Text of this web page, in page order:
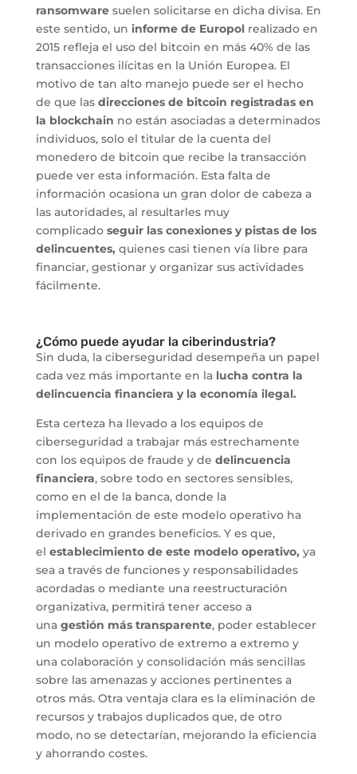
ransomwaresuelen solicitarse en dicha divisa. En
este sentido, un informe de Europolrealizado en
2015 refleja el uso del bitcoin en más 40% de las
transacciones ilícitas en la Unión Europea. El
motivo de tan alto manejo puede ser el hecho
de que lasdirecciones de bitcoin registradas en
la blockchain no están asociadas a determinados
individuos, solo el titular de la cuenta del
monedero de bitcoin que recibe la transacción
puede ver esta información. Esta falta de
información ocasiona un gran dolor de cabeza a
las autoridades, al resultarles muy
complicadoseguir las conexiones y pistas de los
delincuentes, quienes casi tienen vía libre para
financiar, gestionar y organizar sus actividades
fácilmente.
¿Cómo puede ayudar la ciberindustria?
Sin duda, la ciberseguridad desempeña un papel
cada vez más importante en lalucha contra la
delincuencia financiera y la economía ilegal.
Esta certeza ha llevado a los equipos de
ciberseguridad a trabajar más estrechamente
con los equipos de fraude y de delincuencia
financiera, sobre todo en sectores sensibles,
como en el de la banca, donde la
implementación de este modelo operativo ha
derivado en grandes beneficios. Y es que,
el establecimiento de este modelo operativo, ya
sea a través de funciones y responsabilidades
acordadas o mediante una reestructuración
organizativa, permitirá tener acceso a
unagestión más transparente, poder establecer
un modelo operativo de extremo a extremo y
una colaboración y consolidación más sencillas
sobre las amenazas y acciones pertinentes a
otros más. Otra ventaja clara es la eliminación de
recursos y trabajos duplicados que, de otro
modo, no se detectarían, mejorando la eficiencia
y ahorrando costes.